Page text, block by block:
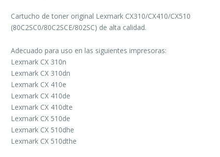
Cartucho de toner original Lexmark CX310/CX410/CX510
(80C2SC0/80C2SCE/802SC) de alta calidad.
Adecuado para uso en las siguientes impresoras:
Lexmark CX 310n
Lexmark CX 310dn
Lexmark CX 410e
Lexmark CX 410de
Lexmark CX 410dte
Lexmark CX 510de
Lexmark CX 510dhe
Lexmark CX 510dthe